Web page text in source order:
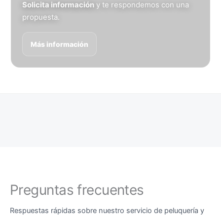
Solicita información y te respondemos con una
propuesta.
Más información
Preguntas frecuentes
Respuestas rápidas sobre nuestro servicio de peluquería y